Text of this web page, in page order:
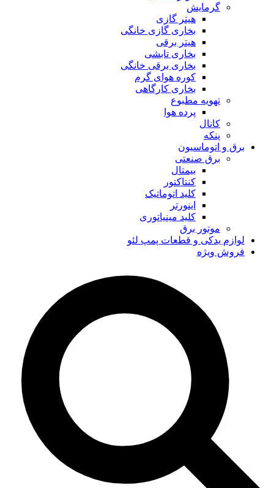
گرمایش
هیتر گازی
بخاری گازی خانگی
هیتر برقی
بخاری تابشی
بخاری برقی خانگی
کوره هوای گرم
بخاری کارگاهی
تهویه مطبوع
پرده هوا
کانال
پنکه
برق و اتوماسیون
برق صنعتی
بیمتال
کنتاکتور
کلید اتوماتیک
اینورتر
کلید مینیاتوری
موتور برق
لوازم یدکی و قطعات پمپ لئو
فروش ویژه